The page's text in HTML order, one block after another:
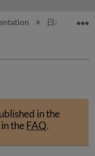
日本語
in the
theFAQ.